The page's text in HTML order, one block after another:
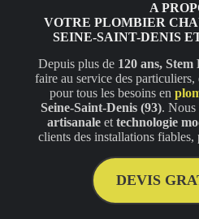
A
VOTRE PLOMBIER
SEINE-SAINT-DENIS
Depuis plus de 120 ans,
faire au service des
pour tous les besoins en
Seine-Saint-Denis (93). Nous
artisanale ettechnologie
clients des installations fiables,
DEVIS